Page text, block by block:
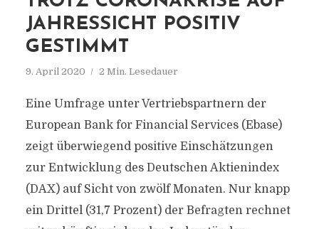
JAHRESSICHT POSITIV
GESTIMMT
9. April 2020 2 Min. Lesedauer
Eine Umfrage unter Vertriebspartnern der
European Bank for Financial Services (Ebase)
zeigt überwiegend positive Einschätzungen
zur Entwicklung des Deutschen Aktienindex
(DAX) auf Sicht von zwölf Monaten. Nur knapp
ein Drittel (31,7 Prozent) der Befragten rechnet